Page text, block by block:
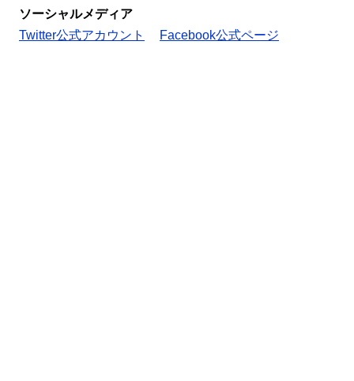
ソーシャルメディア
Twitter公式アカウント
Facebook公式ページ